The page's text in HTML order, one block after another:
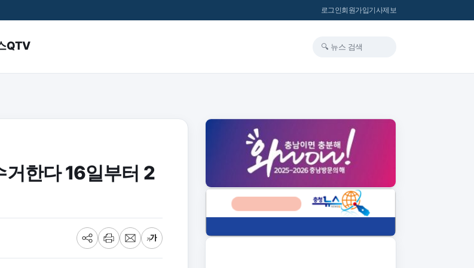
로그인회원가입기사제보
QTV 🔍 뉴스 검색
거한다 16일부터 2
공
유
프
린
메
일
글
씨